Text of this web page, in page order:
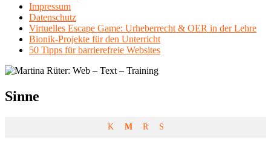
Impressum
Datenschutz
Virtuelles Escape Game: Urheberrecht & OER in der Lehre
Bionik-Projekte für den Unterricht
50 Tipps für barrierefreie Websites
Schlagwort:
Sinne
K M R S